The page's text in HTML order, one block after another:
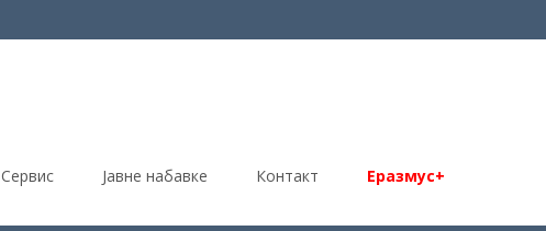
Сервис Јавне набавке Контакт Еразмус+